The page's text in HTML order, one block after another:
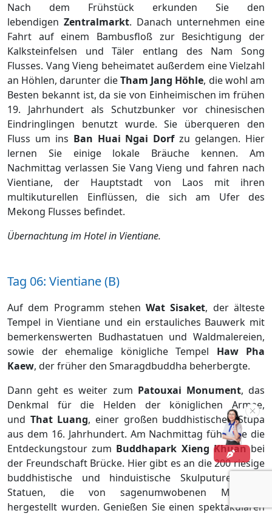
Nach dem Frühstück erkunden Sie den
lebendigen Zentralmarkt. Danach unternehmen eine
Fahrt auf einem Bambusfloß zur Besichtigung der
Kalksteinfelsen und Täler entlang des Nam Song
Flusses. Vang Vieng beheimatet außerdem eine Vielzahl
an Höhlen, darunter dieTham Jang Höhle, die wohl am
Besten bekannt ist, da sie von Einheimischen im frühen
19. Jahrhundert als Schutzbunker vor chinesischen
Eindringlingen benutzt wurde. Sie überqueren den
Fluss um ins Ban Huai Ngai Dorfzu gelangen. Hier
lernen Sie einige lokale Bräuche kennen. Am
Nachmittag verlassen Sie Vang Vieng und fahren nach
Vientiane, der Hauptstadt von Laos mit ihren
multikuturellen Einflüssen, die sich am Ufer des
Mekong Flusses befindet.
Übernachtung im Hotel in Vientiane.
Tag 06: Vientiane (B)
Auf dem Programm stehenWat Sisaket, der älteste
Tempel in Vientiane und ein erstauliches Bauwerk mit
bemerkenswerten Budhastatuen und Waldmalereien,
sowie der ehemalige königliche Tempel Haw Pha
Kaew, der früher den Smaragdbuddha beherbergte.
Dann geht es weiter zum Patouxai Monument, das
Denkmal für die Helden der königlichen Armee,
und That Luang, einer großen buddhistischen Stupa
aus dem 16. Jahrhundert. Am Nachmittag führt Sie die
Entdeckungstour zum Buddhapark Xieng Khuanbei
der Freundschaft Brücke. Hier gibt es an die 200 riesige
buddhistische und hinduistische Skulputuren und
Statuen, die von sagenumwobenen Mönchen
hergestellt wurden. Genießen Sie einen spektakulären